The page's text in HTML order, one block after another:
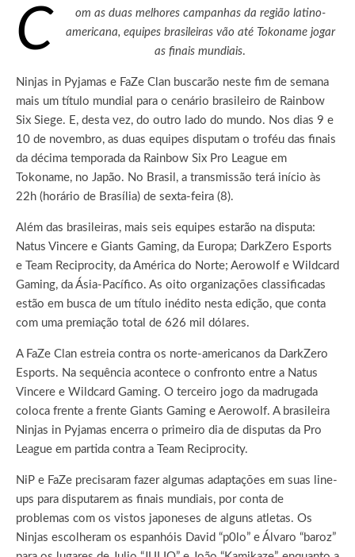
C
om as duas melhores campanhas da região latino-
americana, equipes brasileiras vão até Tokoname jogar
as finais mundiais.
Ninjas in Pyjamas e FaZe Clan buscarão neste fim de semana
mais um título mundial para o cenário brasileiro de Rainbow
Six Siege. E, desta vez, do outro lado do mundo. Nos dias 9 e
10 de novembro, as duas equipes disputam o troféu das finais
da décima temporada da Rainbow Six Pro League em
Tokoname, no Japão. No Brasil, a transmissão terá início às
22h (horário de Brasília) de sexta-feira (8).
Além das brasileiras, mais seis equipes estarão na disputa:
Natus Vincere e Giants Gaming, da Europa; DarkZero Esports
e Team Reciprocity, da América do Norte; Aerowolf e Wildcard
Gaming, da Ásia-Pacífico. As oito organizações classificadas
estão em busca de um título inédito nesta edição, que conta
com uma premiação total de 626 mil dólares.
A FaZe Clan estreia contra os norte-americanos da DarkZero
Esports. Na sequência acontece o confronto entre a Natus
Vincere e Wildcard Gaming. O terceiro jogo da madrugada
coloca frente a frente Giants Gaming e Aerowolf. A brasileira
Ninjas in Pyjamas encerra o primeiro dia de disputas da Pro
League em partida contra a Team Reciprocity.
NiP e FaZe precisaram fazer algumas adaptações em suas line-
ups para disputarem as finais mundiais, por conta de
problemas com os vistos japoneses de alguns atletas. Os
Ninjas escolheram os espanhóis David “p0lo” e Álvaro “baroz”